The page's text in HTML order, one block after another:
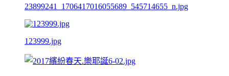
23899241_1706417016055689_545714655_n.jpg
123999.jpg